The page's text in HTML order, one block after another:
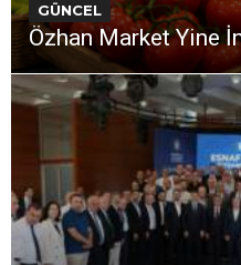
GÜNCEL
Özhan Market Yine